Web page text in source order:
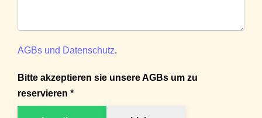
AGBs und Datenschutz.
Bitte akzeptieren sie unsere AGBs um zu
reservieren *